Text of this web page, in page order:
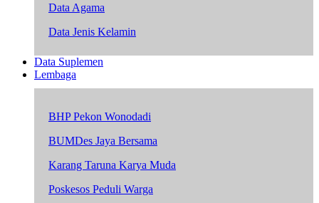
Data Agama
Data Jenis Kelamin
Data Suplemen
Lembaga
BHP Pekon Wonodadi
BUMDes Jaya Bersama
Karang Taruna Karya Muda
Poskesos Peduli Warga